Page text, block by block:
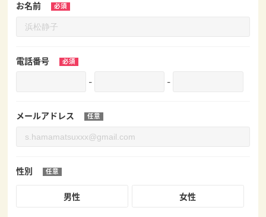
お名前
電話番号
- -
メールアドレス
性別
男性 女性